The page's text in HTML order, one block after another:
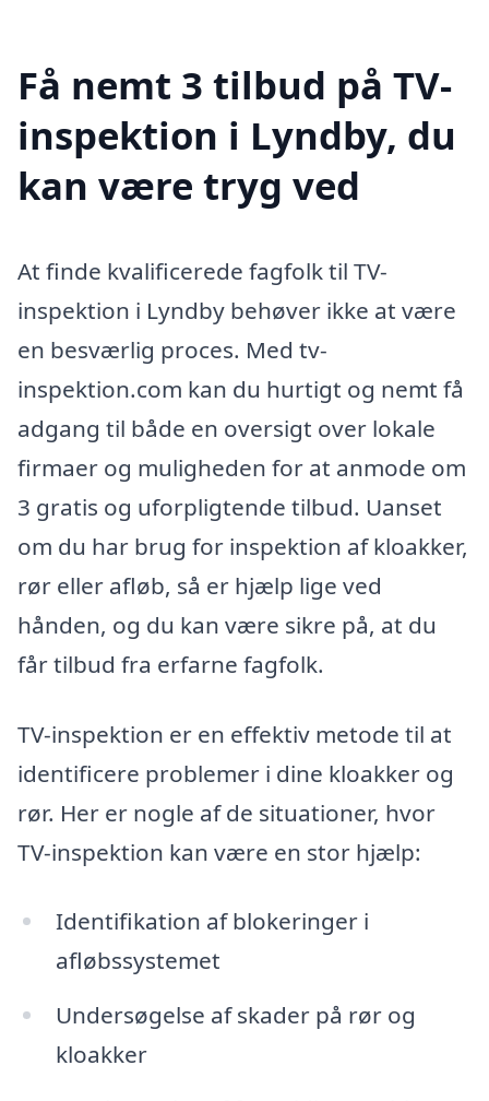
Få nemt 3 tilbud på TV-
inspektion i Lyndby, du
kan være tryg ved
At finde kvalificerede fagfolk til TV-
inspektion i Lyndby behøver ikke at være
en besværlig proces. Med tv-
inspektion.com kan du hurtigt og nemt få
adgang til både en oversigt over lokale
firmaer og muligheden for at anmode om
3 gratis og uforpligtende tilbud. Uanset
om du har brug for inspektion af kloakker,
rør eller afløb, så er hjælp lige ved
hånden, og du kan være sikre på, at du
får tilbud fra erfarne fagfolk.
TV-inspektion er en effektiv metode til at
identificere problemer i dine kloakker og
rør. Her er nogle af de situationer, hvor
TV-inspektion kan være en stor hjælp:
Identifikation af blokeringer i
afløbssystemet
Undersøgelse af skader på rør og
kloakker